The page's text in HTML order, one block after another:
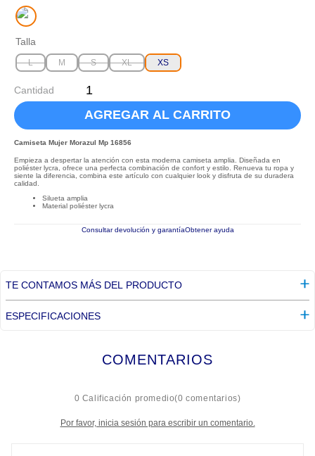
Talla
L M S XL XS
Cantidad
AGREGAR AL CARRITO
Camiseta Mujer Morazul Mp 16856
Empieza a despertar la atención con esta moderna camiseta amplia. Diseñada en
poliéster lycra, ofrece una perfecta combinación de confort y estilo. Renueva tu ropa y
siente la diferencia, combina este artículo con cualquier look y disfruta de su duradera
calidad.
Silueta amplia
Material poliéster lycra
Consultar devolución y garantíaObtener ayuda
TE CONTAMOS MÁS DEL PRODUCTO
ESPECIFICACIONES
COMENTARIOS
0 Calificación promedio(0 comentarios)
Por favor, inicia sesión para escribir un comentario.